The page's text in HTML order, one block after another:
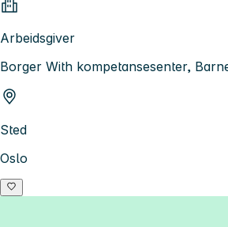
Arbeidsgiver
Borger With kompetansesenter,
Sted
Oslo